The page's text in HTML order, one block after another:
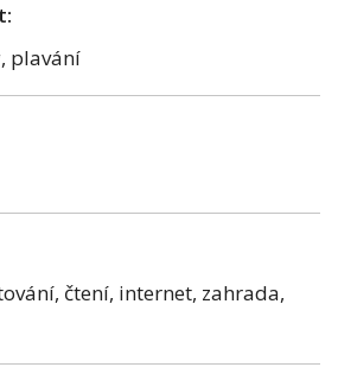
plavání
čtení, internet, zahrada,